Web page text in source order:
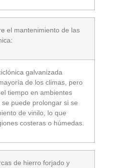
el mantenimiento de las
galvanizada
de los climas, pero
tiempo en ambientes
puede prolongar si se
de vinilo, lo que
costeras o húmedas.
de hierro forjado y